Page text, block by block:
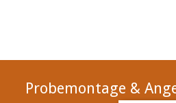
Probemontage &